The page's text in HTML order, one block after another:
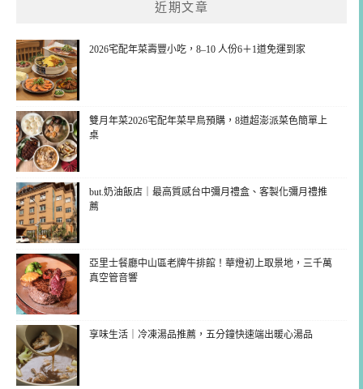
近期文章
2026宅配年菜壽豐小吃，8–10 人份6＋1道免運到家
雙月年菜2026宅配年菜早鳥預購，8道超澎派菜色簡單上
桌
but.奶油飯店｜最高質感台中彌月禮盒、客製化彌月禮推
薦
亞里士餐廳中山區老牌牛排館！華燈初上取景地，三千萬
真空管音響
享味生活｜冷凍湯品推薦，五分鐘快速端出暖心湯品